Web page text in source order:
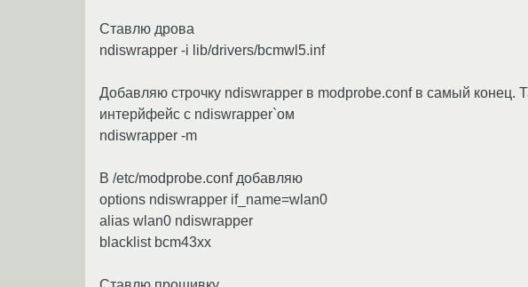
Ставлю дрова
ndiswrapper -i lib/drivers/bcmwl5.inf
Добавляю строчку ndiswrapper в modprobe.conf в самый конец.
интерйфейс с ndiswrapper`ом
ndiswrapper -m
В /etc/modprobe.conf добавляю
options ndiswrapper if_name=wlan0
alias wlan0 ndiswrapper
blacklist bcm43xx